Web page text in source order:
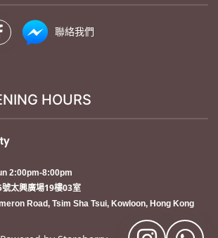
聯絡我們
HOURS
2:00pm-8:00pm
太興廣場19樓03室
Road, Tsim Sha Tsui, Kowloon, Hong Kong